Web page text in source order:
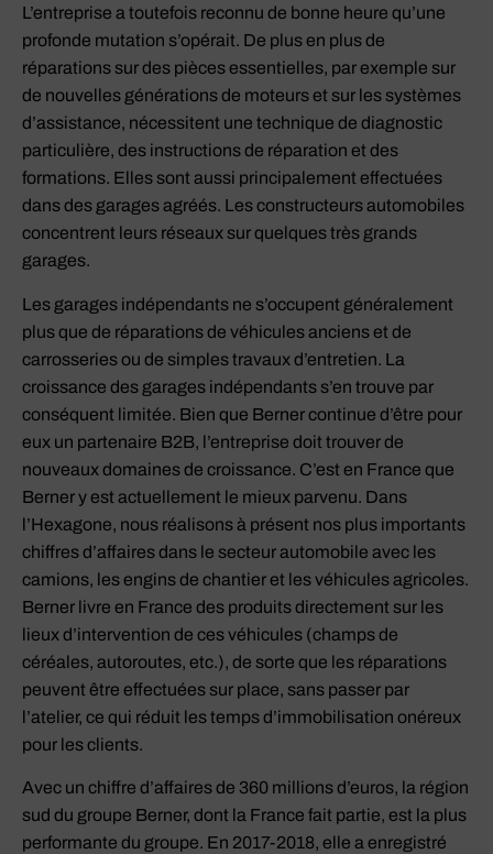
L’entreprise a toutefois reconnu de bonne heure qu’une
profonde mutation s’opérait. De plus en plus de
réparations sur des pièces essentielles, par exemple sur
de nouvelles générations de moteurs et sur les systèmes
d’assistance, nécessitent une technique de diagnostic
particulière, des instructions de réparation et des
formations. Elles sont aussi principalement effectuées
dans des garages agréés. Les constructeurs automobiles
concentrent leurs réseaux sur quelques très grands
garages.
Les garages indépendants ne s’occupent généralement
plus que de réparations de véhicules anciens et de
carrosseries ou de simples travaux d’entretien. La
croissance des garages indépendants s’en trouve par
conséquent limitée. Bien que Berner continue d’être pour
eux un partenaire B2B, l’entreprise doit trouver de
nouveaux domaines de croissance. C’est en France que
Berner y est actuellement le mieux parvenu. Dans
l’Hexagone, nous réalisons à présent nos plus importants
chiffres d’affaires dans le secteur automobile avec les
camions, les engins de chantier et les véhicules agricoles.
Berner livre en France des produits directement sur les
lieux d’intervention de ces véhicules (champs de
céréales, autoroutes, etc.), de sorte que les réparations
peuvent être effectuées sur place, sans passer par
l’atelier, ce qui réduit les temps d’immobilisation onéreux
pour les clients.
Avec un chiffre d’affaires de 360 millions d’euros, la région
sud du groupe Berner, dont la France fait partie, est la plus
performante du groupe. En 2017-2018, elle a enregistré